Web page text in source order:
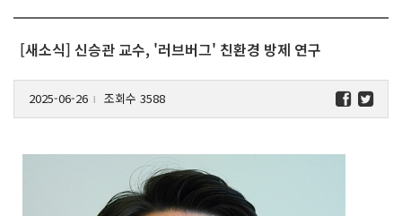
[새소식] 신승관 교수, '러브버그' 친환경 방제 연구
2025-06-26 l 조회수 3588